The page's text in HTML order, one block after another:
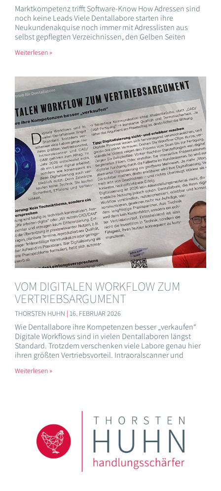
Marktkompetenz trifft Software-Know How Adressen sind
noch keine Leads Viele Dentallabore starten ihre
Neukundenakquise noch immer mit Adresslisten aus
selbst gepflegten Verzeichnissen, den Gelben Seiten
Weiterlesen »
VOM DIGITALEN WORKFLOW ZUM
VERTRIEBSARGUMENT
THORSTEN HUHN 16. FEBRUAR 2026
Wie Dentallabore ihre Kompetenzen besser „verkaufen“
Digitale Workflows sind in vielen Dentallaboren längst
Standard. Trotzdem verschenken viele Labore genau hier
ihren größten Vertriebsvorteil. Intraoralscanner und
Weiterlesen »